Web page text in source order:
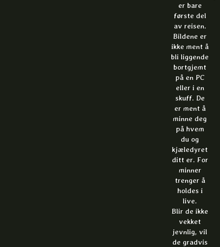
er bare
første del
av reisen.
Bildene er
ikke ment å
bli liggende
bortgjemt
på en PC
eller i en
skuff. De
er ment å
minne deg
på hvem
du og
kjæledyret
ditt er. For
minner
trenger å
holdes i
live.
Blir de ikke
vekket
jevnlig, vil
de gradvis